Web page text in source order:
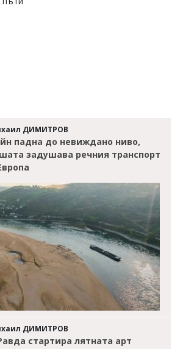
ДИМИТРОВ
падна до невиждано ниво,
задушава речния транспорт
ДИМИТРОВ
стартира лятната арт